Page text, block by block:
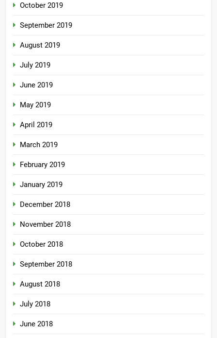
October 2019
September 2019
August 2019
July 2019
June 2019
May 2019
April 2019
March 2019
February 2019
January 2019
December 2018
November 2018
October 2018
September 2018
August 2018
July 2018
June 2018